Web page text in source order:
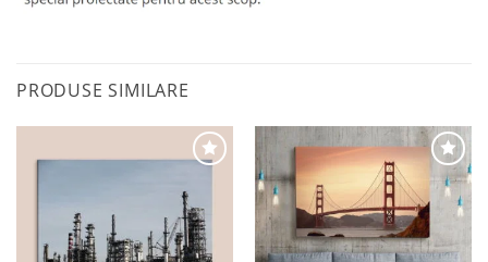
PRODUSE SIMILARE
Adaugă
la
favorite
Adaugă
favorite